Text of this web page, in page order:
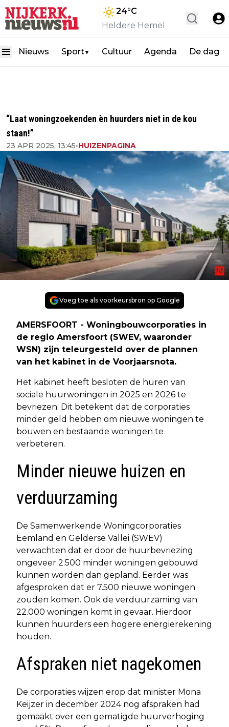
24°C
Heldere Hemel
Nieuws Sport▼ Cultuur Agenda De dag
“Laat woningzoekenden èn huurders niet in de kou
staan!”
23 APR 2025, 13:45•HUIZENPAGINA
Voeg toe als voorkeursbron op Google
AMERSFOORT - Woningbouwcorporaties in
de regio Amersfoort (SWEV, waaronder
WSN) zijn teleurgesteld over de plannen
van het kabinet in de Voorjaarsnota.
Het kabinet heeft besloten de huren van
sociale huurwoningen in 2025 en 2026 te
bevriezen. Dit betekent dat de corporaties
minder geld hebben om nieuwe woningen te
bouwen en bestaande woningen te
verbeteren.
Minder nieuwe huizen en
verduurzaming
De Samenwerkende Woningcorporaties
Eemland en Gelderse Vallei (SWEV)
verwachten dat er door de huurbevriezing
ongeveer 2.500 minder woningen gebouwd
kunnen worden dan gepland. Eerder was
afgesproken dat er 7.500 nieuwe woningen
zouden komen. Ook de verduurzaming van
22.000 woningen komt in gevaar. Hierdoor
kunnen huurders een hogere energierekening
houden.
Afspraken niet nagekomen
De corporaties wijzen erop dat minister Mona
Keijzer in december 2024 nog afspraken had
gemaakt over een gematigde huurverhoging